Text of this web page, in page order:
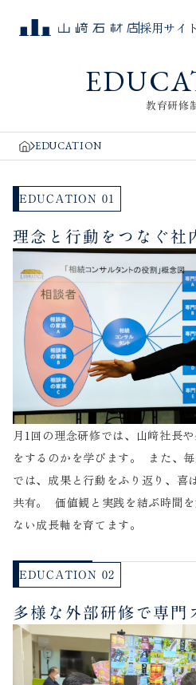
採用サイト
教育研修
EDUCATION
EDUCATION 01
理念と行動をつなぐ社
月1回の理念研修では、山﨑社長
をするのかを学びます。 また、
では、成果と行動をふり返り、喜
共有。 価値観と実践を結ぶ時間
ない成長軸を育てます。
EDUCATION 02
多様な外部研修で専門